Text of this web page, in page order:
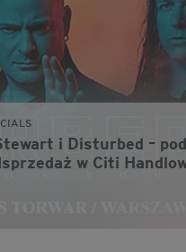
i Disturbed –
w Citi